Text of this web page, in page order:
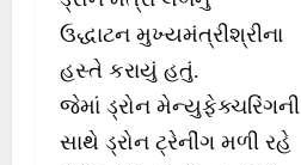
ઉદ્ધાટન મુખ્યમંત્રીશ્રીના
હસ્તે કરાયું હતું.
જેમાં ડ્રોન મેન્યુફેક્ચરિંગની
સાથે ડ્રોન ટ્રેનીંગ મળી રહે